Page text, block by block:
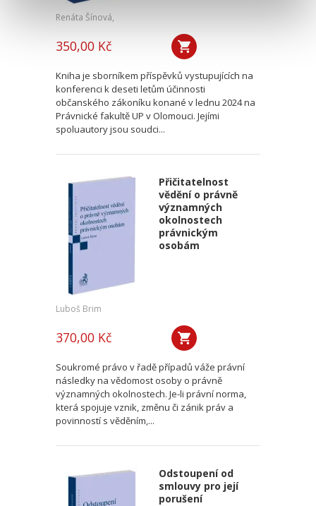
Renáta Šínová,
350,00 Kč
Kniha je sborníkem příspěvků vystupujících na
konferenci k deseti letům účinnosti
občanského zákoníku konané v lednu 2024 na
Právnické fakultě UP v Olomouci. Jejími
spoluautory jsou soudci...
Přičitatelnost
vědění o právně
významných
okolnostech
právnickým
osobám
Luboš Brim
370,00 Kč
Soukromé právo v řadě případů váže právní
následky na vědomost osoby o právně
významných okolnostech. Je-li právní norma,
která spojuje vznik, změnu či zánik práv a
povinností s věděním,...
Odstoupení od
smlouvy pro její
porušení